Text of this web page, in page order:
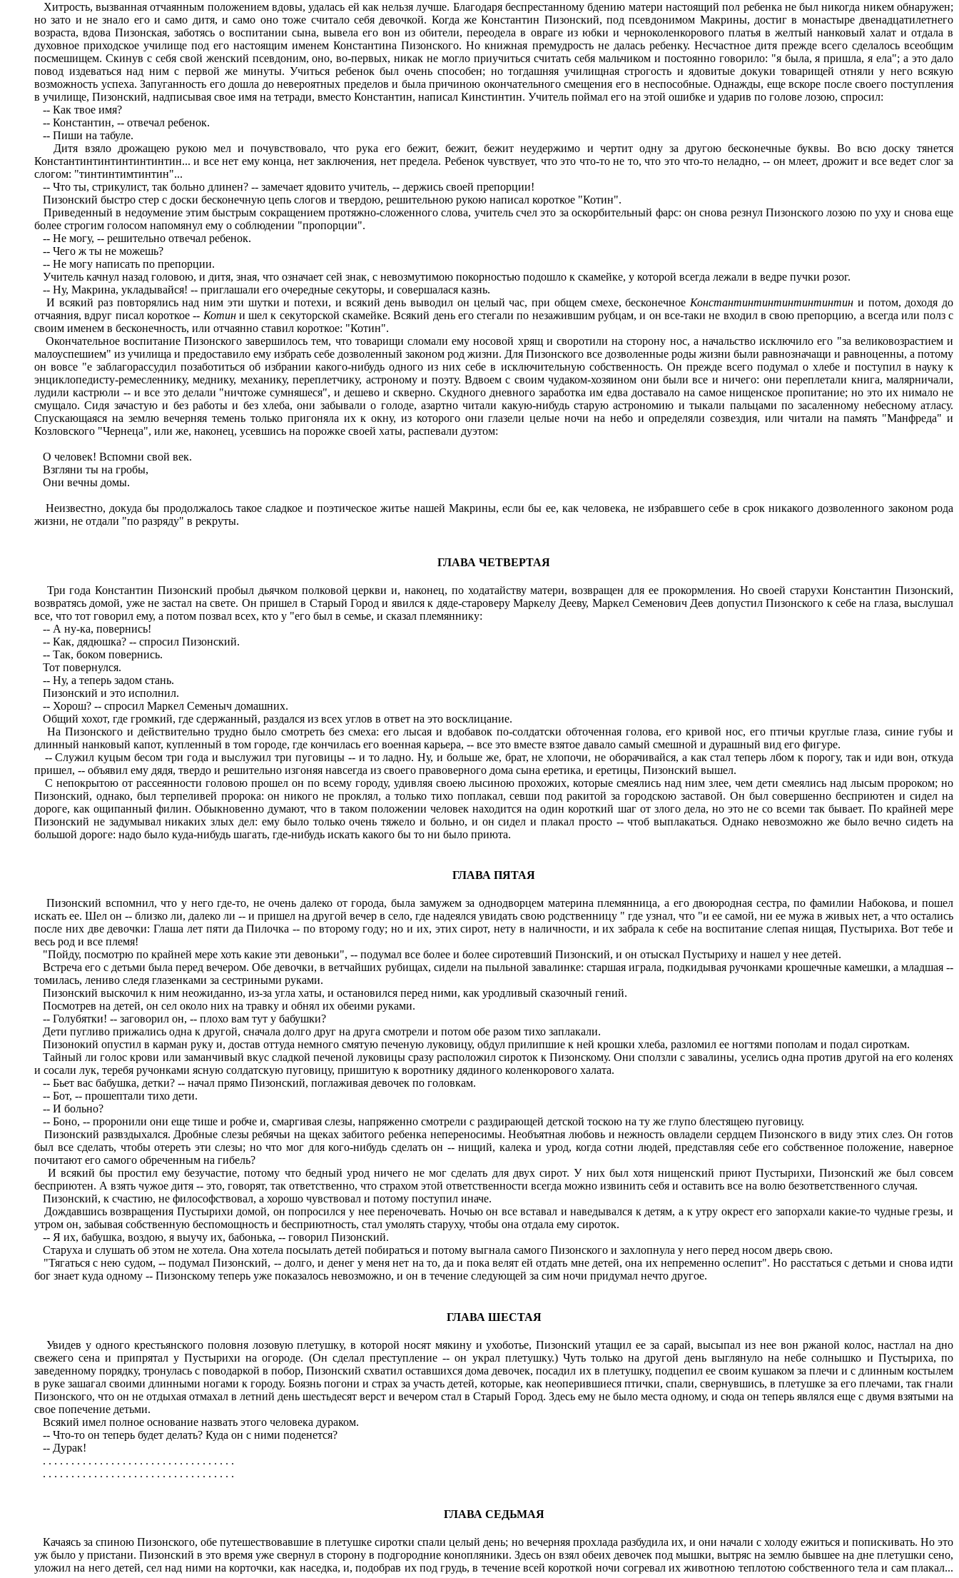
Хитрость, вызванная отчаянным положением вдовы, удалась ей как нельзя лучше. Благодаря беспрестанному бдению матери настоящий пол ребенка не был никогда никем обнаружен;
но зато и не знало его и само дитя, и само оно тоже считало себя девочкой. Когда же Константин Пизонский, под псевдонимом Макрины, достиг в монастыре двенадцатилетнего
возраста, вдова Пизонская, заботясь о воспитании сына, вывела его вон из обители, переодела в овраге из юбки и черноколенкорового платья в желтый нанковый халат и отдала в
духовное приходское училище под его настоящим именем Константина Пизонского. Но книжная премудрость не далась ребенку. Несчастное дитя прежде всего сделалось всеобщим
посмешищем. Скинув с себя свой женский псевдоним, оно, во-первых, никак не могло приучиться считать себя мальчиком и постоянно говорило: "я была, я пришла, я ела"; а это дало
повод издеваться над ним с первой же минуты. Учиться ребенок был очень способен; но тогдашняя училищная строгость и ядовитые докуки товарищей отняли у него всякую
возможность успеха. Запуганность его дошла до невероятных пределов и была причиною окончательного смещения его в неспособные. Однажды, еще вскоре после своего поступления
в училище, Пизонский, надписывая свое имя на тетради, вместо Константин, написал Кинстинтин. Учитель поймал его на этой ошибке и ударив по голове лозою, спросил:
-- Как твое имя?
-- Константин, -- отвечал ребенок.
-- Пиши на табуле.
Дитя взяло дрожащею рукою мел и почувствовало, что рука его бежит, бежит, бежит неудержимо и чертит одну за другою бесконечные буквы. Во всю доску тянется
Константинтинтинтинтинтин... и все нет ему конца, нет заключения, нет предела. Ребенок чувствует, что это что-то не то, что это что-то неладно, -- он млеет, дрожит и все ведет слог за
слогом: "тинтинтимтинтин"...
-- Что ты, стрикулист, так больно длинен? -- замечает ядовито учитель, -- держись своей препорции!
Пизонский быстро стер с доски бесконечную цепь слогов и твердою, решительною рукою написал короткое "Котин".
Приведенный в недоумение этим быстрым сокращением протяжно-сложенного слова, учитель счел это за оскорбительный фарс: он снова резнул Пизонского лозою по уху и снова еще
более строгим голосом напомянул ему о соблюдении "пропорции".
-- Не могу, -- решительно отвечал ребенок.
-- Чего ж ты не можешь?
-- Не могу написать по препорции.
Учитель качнул назад головою, и дитя, зная, что означает сей знак, с невозмутимою покорностью подошло к скамейке, у которой всегда лежали в ведре пучки розог.
-- Ну, Макрина, укладывайся! -- приглашали его очередные секуторы, и совершалася казнь.
И всякий раз повторялись над ним эти шутки и потехи, и всякий день выводил он целый час, при общем смехе, бесконечное Константинтинтинтинтинтин и потом, доходя до
отчаяния, вдруг писал короткое -- Котини шел к секуторской скамейке. Всякий день его стегали по незажившим рубцам, и он все-таки не входил в свою препорцию, а всегда или полз с
своим именем в бесконечность, или отчаянно ставил короткое: "Котин".
Окончательное воспитание Пизонского завершилось тем, что товарищи сломали ему носовой хрящ и своротили на сторону нос, а начальство исключило его "за великовозрастием и
малоуспешием" из училища и предоставило ему избрать себе дозволенный законом род жизни. Для Пизонского все дозволенные роды жизни были равнозначащи и равноценны, а потому
он вовсе "е заблагорассудил позаботиться об избрании какого-нибудь одного из них себе в исключительную собственность. Он прежде всего подумал о хлебе и поступил в науку к
энциклопедисту-ремесленнику, меднику, механику, переплетчику, астроному и поэту. Вдвоем с своим чудаком-хозяином они были все и ничего: они переплетали книга, малярничали,
лудили кастрюли -- и все это делали "ничтоже сумняшеся", и дешево и скверно. Скудного дневного заработка им едва доставало на самое нищенское пропитание; но это их нимало не
смущало. Сидя зачастую и без работы и без хлеба, они забывали о голоде, азартно читали какую-нибудь старую астрономию и тыкали пальцами по засаленному небесному атласу.
Спускающаяся на землю вечерняя темень только пригоняла их к окну, из которого они глазели целые ночи на небо и определяли созвездия, или читали на память "Манфреда" и
Козловского "Чернеца", или же, наконец, усевшись на порожке своей хаты, распевали дуэтом:
О человек! Вспомни свой век.
Взгляни ты на гробы,
Они вечны домы.
Неизвестно, докуда бы продолжалось такое сладкое и поэтическое житье нашей Макрины, если бы ее, как человека, не избравшего себе в срок никакого дозволенного законом рода
жизни, не отдали "по разряду" в рекруты.
ГЛАВА ЧЕТВЕРТАЯ
Три года Константин Пизонский пробыл дьячком полковой церкви и, наконец, по ходатайству матери, возвращен для ее прокормления. Но своей старухи Константин Пизонский,
возвратясь домой, уже не застал на свете. Он пришел в Старый Город и явился к дяде-староверу Mapкелу Дееву, Маркел Семенович Деев допустил Пизонского к себе на глаза, выслушал
все, что тот говорил ему, а потом позвал всех, кто у "его был в семье, и сказал племяннику:
-- А ну-ка, повернись!
-- Как, дядюшка? -- спросил Пизонский.
-- Так, боком повернись.
Тот повернулся.
-- Ну, а теперь задом стань.
Пизонский и это исполнил.
-- Хорош? -- спросил Маркел Семеныч домашних.
Общий хохот, где громкий, где сдержанный, раздался из всех углов в ответ на это восклицание.
На Пизонского и действительно трудно было смотреть без смеха: его лысая и вдобавок по-солдатски обточенная голова, его кривой нос, его птичьи круглые глаза, синие губы и
длинный нанковый капот, купленный в том городе, где кончилась его военная карьера, -- все это вместе взятое давало самый смешной и дурашный вид его фигуре.
-- Служил куцым бесом три года и выслужил три пуговицы -- и то ладно. Ну, и больше же, брат, не хлопочи, не оборачивайся, а как стал теперь лбом к порогу, так и иди вон, откуда
пришел, -- объявил ему дядя, твердо и решительно изгоняя навсегда из своего правоверного дома сына еретика, и еретицы, Пизонский вышел.
С непокрытою от рассеянности головою прошел он по всему городу, удивляя своею лысиною прохожих, которые смеялись над ним злее, чем дети смеялись над лысым пророком; но
Пизонский, однако, был терпеливей пророка: он никого не проклял, а только тихо поплакал, севши под ракитой за городскою заставой. Он был совершенно бесприютен и сидел на
дороге, как ощипанный филин. Обыкновенно думают, что в таком положении человек находится на один короткий шаг от злого дела, но это не со всеми так бывает. По крайней мере
Пизонский не задумывал никаких злых дел: ему было только очень тяжело и больно, и он сидел и плакал просто -- чтоб выплакаться. Однако невозможно же было вечно сидеть на
большой дороге: надо было куда-нибудь шагать, где-нибудь искать какого бы то ни было приюта.
ГЛАВА ПЯТАЯ
Пизонский вспомнил, что у него где-то, не очень далеко от города, была замужем за однодворцем материна племянница, а его двоюродная сестра, по фамилии Набокова, и пошел
искать ее. Шел он -- близко ли, далеко ли -- и пришел на другой вечер в село, где надеялся увидать свою родственницу " где узнал, что "и ее самой, ни ее мужа в живых нет, а что остались
после них две девочки: Глаша лет пяти да Пилочка -- по второму году; но и их, этих сирот, нету в наличности, и их забрала к себе на воспитание слепая нищая, Пустыриха. Вот тебе и
весь род и все племя!
"Пойду, посмотрю по крайней мере хоть какие эти девоньки", -- подумал все более и более сиротевший Пизонский, и он отыскал Пустыриху и нашел у нее детей.
Встреча его с детьми была перед вечером. Обе девочки, в ветчайших рубищах, сидели на пыльной завалинке: старшая играла, подкидывая ручонками крошечные камешки, а младшая --
томилась, лениво следя глазенками за сестриными руками.
Пизонский выскочил к ним неожиданно, из-за угла хаты, и остановился перед ними, как уродливый сказочный гений.
Посмотрев на детей, он сел около них на травку и обнял их обеими руками.
-- Голубятки! -- заговорил он, -- плохо вам тут у бабушки?
Дети пугливо прижались одна к другой, сначала долго друг на друга смотрели и потом обе разом тихо заплакали.
Пизонокий опустил в карман руку и, достав оттуда немного смятую печеную луковицу, обдул прилипшие к ней крошки хлеба, разломил ее ногтями пополам и подал сироткам.
Тайный ли голос крови или заманчивый вкус сладкой печеной луковицы сразу расположил сироток к Пизонскому. Они сползли с завалины, уселись одна против другой на его коленях
и сосали лук, теребя ручонками ясную солдатскую пуговицу, пришитую к воротнику дядиного коленкорового халата.
-- Бьет вас бабушка, детки? -- начал прямо Пизонский, поглаживая девочек по головкам.
-- Бот, -- прошептали тихо дети.
-- И больно?
-- Боно, -- проронили они еще тише и робче и, смаргивая слезы, напряженно смотрели с раздирающей детской тоскою на ту же глупо блестящею пуговицу.
Пизонский развздыхался. Дробные слезы ребячьи на щеках забитого ребенка непереносимы. Необъятная любовь и нежность овладели сердцем Пизонского в виду этих слез. Он готов
был все сделать, чтобы отереть эти слезы; но что мог для кого-нибудь сделать он -- нищий, калека и урод, когда сотни людей, представляя себе его собственное положение, наверное
почитают его самого обреченным на гибель?
И всякий бы простил ему безучастие, потому что бедный урод ничего не мог сделать для двух сирот. У них был хотя нищенский приют Пустырихи, Пизонский же был совсем
бесприютен. А взять чужое дитя -- это, говорят, так ответственно, что страхом этой ответственности всегда можно извинить себя и оставить все на волю безответственного случая.
Пизонский, к счастию, не философствовал, а хорошо чувствовал и потому поступил иначе.
Дождавшись возвращения Пустырихи домой, он попросился у нее переночевать. Ночью он все вставал и наведывался к детям, а к утру окрест его запорхали какие-то чудные грезы, и
утром он, забывая собственную беспомощность и бесприютность, стал умолять старуху, чтобы она отдала ему сироток.
-- Я их, бабушка, воздою, я выучу их, бабонька, -- говорил Пизонский.
Старуха и слушать об этом не хотела. Она хотела посылать детей побираться и потому выгнала самого Пизонского и захлопнула у него перед носом дверь свою.
"Тягаться с нею судом, -- подумал Пизонский, -- долго, и денег у меня нет на то, да и пока велят ей отдать мне детей, она их непременно ослепит". Но расстаться с детьми и снова идти
бог знает куда одному -- Пизонскому теперь уже показалось невозможно, и он в течение следующей за сим ночи придумал нечто другое.
ГЛАВА ШЕСТАЯ
Увидев у одного крестьянского половня лозовую плетушку, в которой носят мякину и ухоботье, Пизонский утащил ее за сарай, высыпал из нее вон ржаной колос, настлал на дно
свежего сена и припрятал у Пустырихи на огороде. (Он сделал преступление -- он украл плетушку.) Чуть только на другой день выглянуло на небе солнышко и Пустыриха, по
заведенному порядку, тронулась с поводаркой в побор, Пизонский схватил оставшихся дома девочек, посадил их в плетушку, подцепил ее своим кушаком за плечи и с длинным костылем
в руке зашагал своими длинными ногами к городу. Боязнь погони и страх за участь детей, которые, как неоперившиеся птички, спали, свернувшись, в плетушке за его плечами, так гнали
Пизонского, что он не отдыхая отмахал в летний день шестьдесят верст и вечером стал в Старый Город. Здесь ему не было места одному, и сюда он теперь являлся еще с двумя взятыми на
свое попечение детьми.
Всякий имел полное основание назвать этого человека дураком.
-- Что-то он теперь будет делать? Куда он с ними поденется?
-- Дурак!
. . . . . . . . . . . . . . . . . . . . . . . . . . . . . . . . . .
. . . . . . . . . . . . . . . . . . . . . . . . . . . . . . . . . .
ГЛАВА СЕДЬМАЯ
Качаясь за спиною Пизонского, обе путешествовавшие в плетушке сиротки спали целый день; но вечерняя прохлада разбудила их, и они начали с холоду ежиться и попискивать. Но это
уж было у пристани. Пизонский в это время уже свернул в сторону в подгородние конопляники. Здесь он взял обеих девочек под мышки, вытряс на землю бывшее на дне плетушки сено,
уложил на него детей, сел над ними на корточки, как наседка, и, подобрав их под грудь, в течение всей короткой ночи согревал их животною теплотою собственного тела и сам плакал...